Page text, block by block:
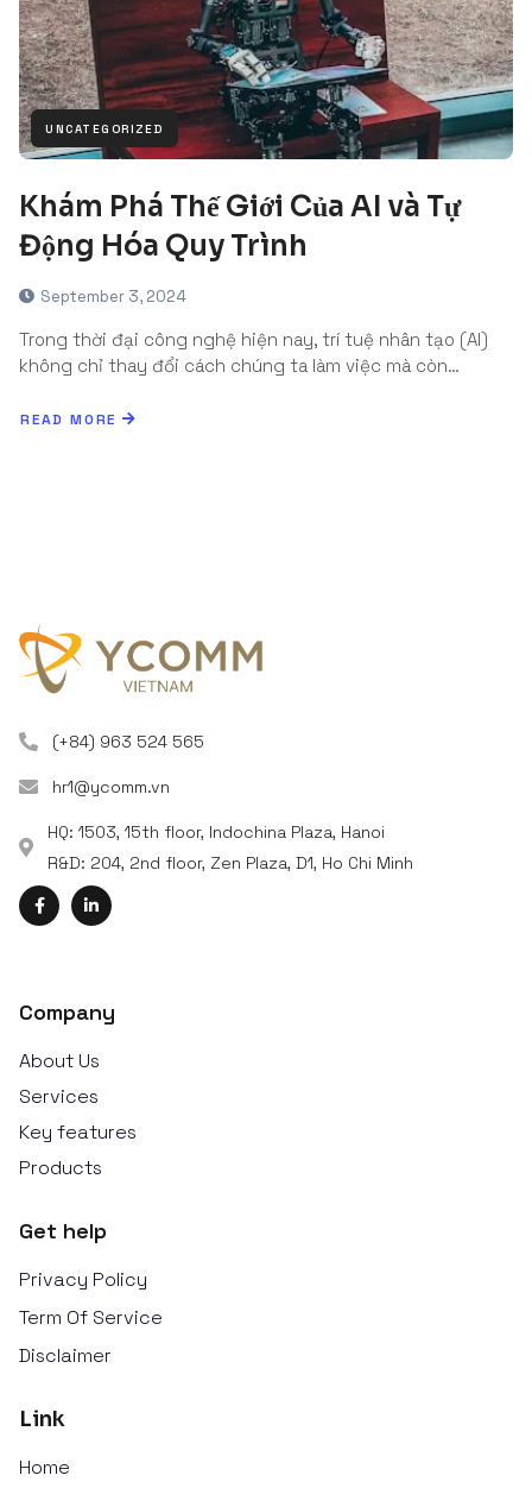
UNCATEGORIZED
Khám Phá Thế Giới Của AI và Tự
Động Hóa Quy Trình
September 3, 2024
Trong thời đại công nghệ hiện nay, trí tuệ nhân tạo (AI)
không chỉ thay đổi cách chúng ta làm việc mà còn…
READ MORE
(+84) 963 524 565
hr1@ycomm.vn
HQ: 1503, 15th floor, Indochina Plaza, Hanoi
R&D: 204, 2nd floor, Zen Plaza, D1, Ho Chi Minh
Company
About Us
Services
Key features
Products
Get help
Privacy Policy
Term Of Service
Disclaimer
Link
Home